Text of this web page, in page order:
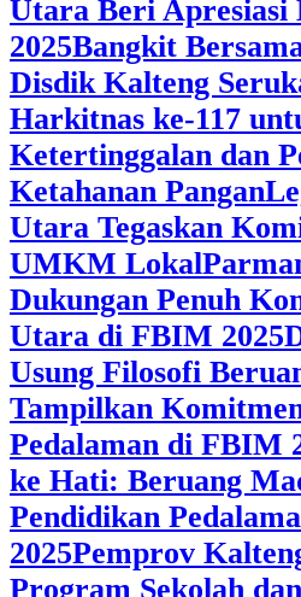
Utara Beri
2025‎Bangkit
Disdik Kalteng
Harkitnas ke-117
Ketertinggalan dan
Ketahanan Pangan
Utara Tegaskan
UMKM Lokal
Dukungan Penuh
Utara di FBIM 2025
Usung Filosofi
Tampilkan
Pedalaman di FBIM
ke Hati: Beruang
Pendidikan
2025‎Pemprov
Program Sekolah